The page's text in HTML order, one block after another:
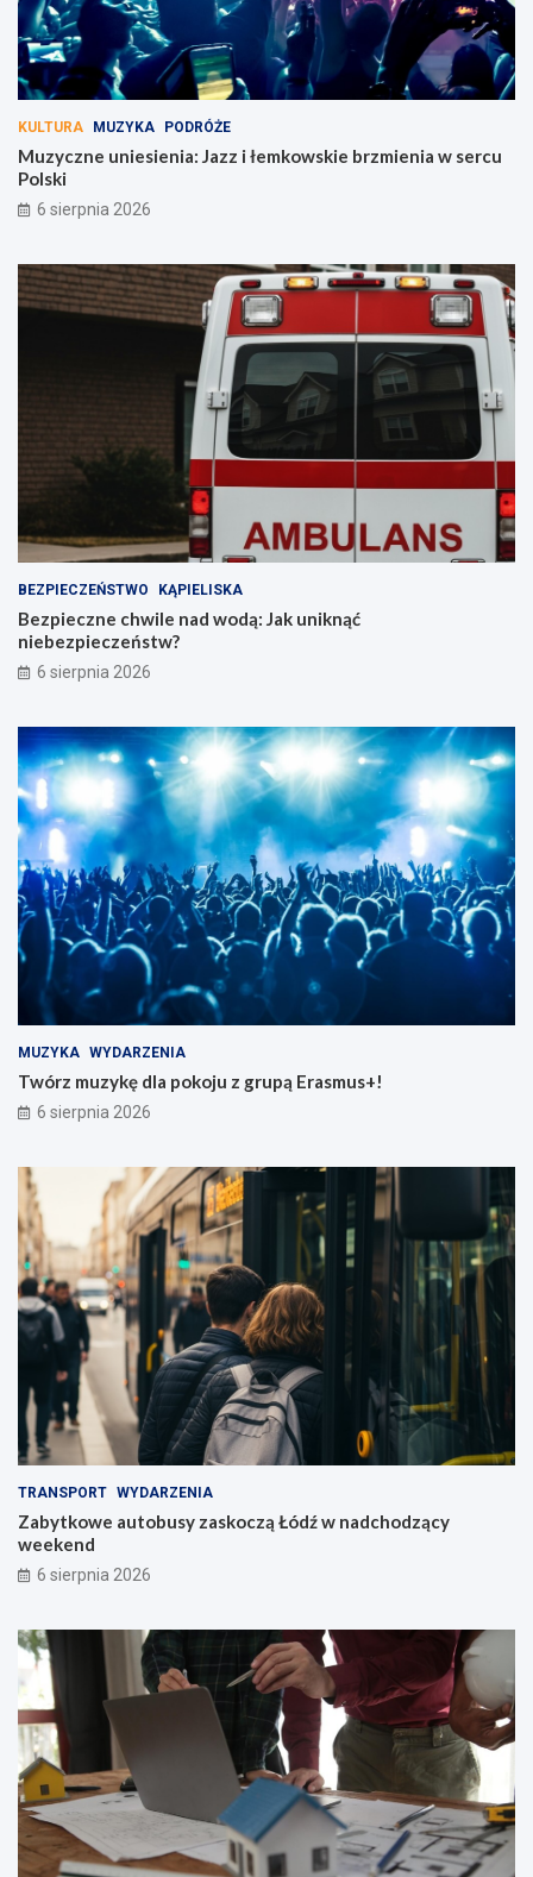
KULTURA MUZYKA PODRÓŻE
Muzyczne uniesienia: Jazz i łemkowskie brzmienia w sercu
Polski
6 sierpnia 2026
BEZPIECZEŃSTWO KĄPIELISKA
Bezpieczne chwile nad wodą: Jak uniknąć
niebezpieczeństw?
6 sierpnia 2026
MUZYKA WYDARZENIA
Twórz muzykę dla pokoju z grupą Erasmus+!
6 sierpnia 2026
TRANSPORT WYDARZENIA
Zabytkowe autobusy zaskoczą Łódź w nadchodzący
weekend
6 sierpnia 2026